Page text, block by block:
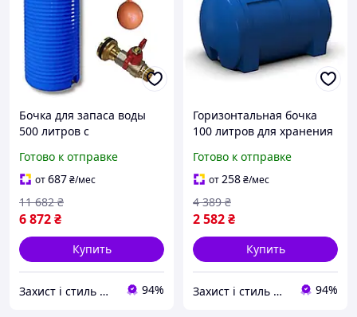
Бочка для запаса воды
500 литров с
латунным краном
пищевая с
автоматическим
наполнением MC-10447
Готово к отправке
от687₴/мес
6 872₴
11 682 ₴
Купить
Захист і стиль — в одному магазині 94%
Горизонтальная бочка
100 литров для хранения
продуктов синяя MC-
10471
Готово к отправке
от258₴/мес
2 582₴
4 389 ₴
Купить
Захист і стиль — в одному магазині 94%